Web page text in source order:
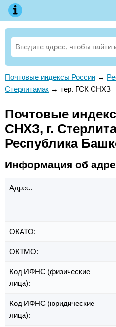
Почтовые индексы России →
Стерлитамак → тер. ГСК СНХЗ
Почтовые
СНХЗ, г.
Республика
Информация об
Адрес:
ОКАТО:
ОКТМО:
Код ИФНС (физические
лица):
Код ИФНС (юридические
лица):